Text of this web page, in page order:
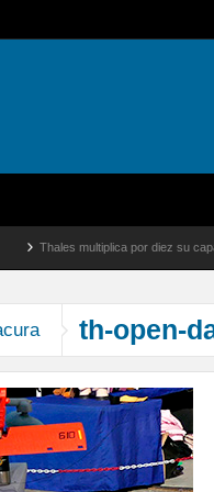
Thales multiplica por diez su
th-open-